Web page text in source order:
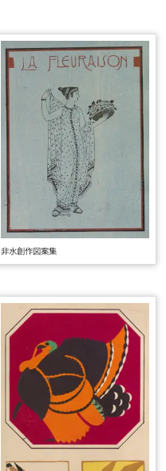
非水創作図案集